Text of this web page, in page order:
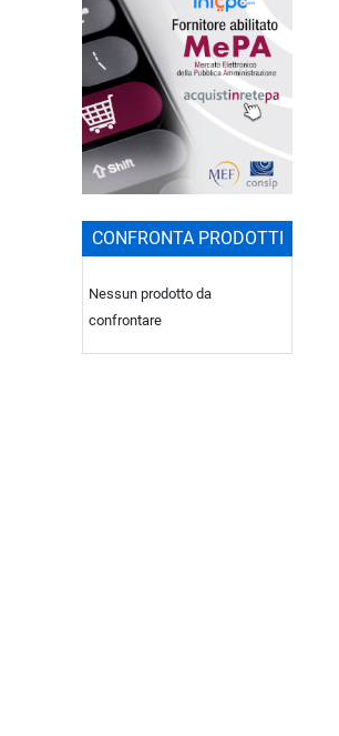
CONFRONTA PRODOTTI
Nessun prodotto da
confrontare